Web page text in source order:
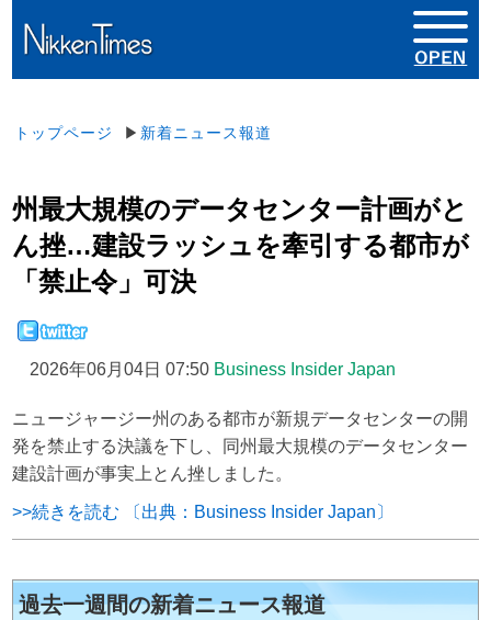
トップページ ▶ 新着ニュース報道
州最大規模のデータセンター計画がと
ん挫…建設ラッシュを牽引する都市が
「禁止令」可決
2026年06月04日 07:50 Business Insider Japan
ニュージャージー州のある都市が新規データセンターの開
発を禁止する決議を下し、同州最大規模のデータセンター
建設計画が事実上とん挫しました。
>>続きを読む 〔出典：Business Insider Japan〕
過去一週間の新着ニュース報道